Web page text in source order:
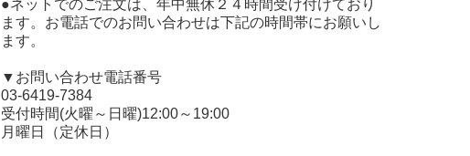
●ネットでのご注文は、年中無休２４時間受け付けており
ます。お電話でのお問い合わせは下記の時間帯にお願いし
ます。
▼お問い合わせ電話番号
03-6419-7384
受付時間(火曜～日曜)12:00～19:00
月曜日（定休日）